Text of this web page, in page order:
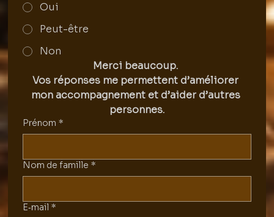
Oui
Peut-être
Non
Vos réponses me permettent d’améliorer
mon accompagnement et d’aider d’autres
personnes.
Prénom *
Nom de famille *
E‑mail *